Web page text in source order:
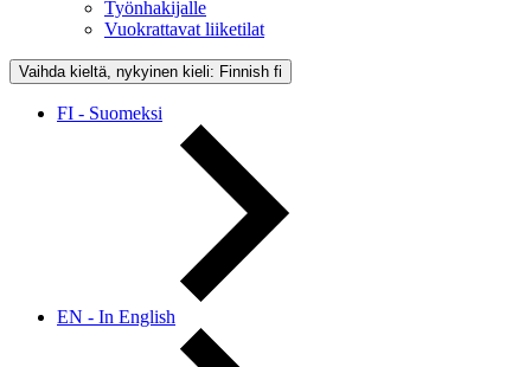
Työnhakijalle
Vuokrattavat liiketilat
Vaihda kieltä, nykyinen kieli: Finnish fi
FI - Suomeksi
EN - In English